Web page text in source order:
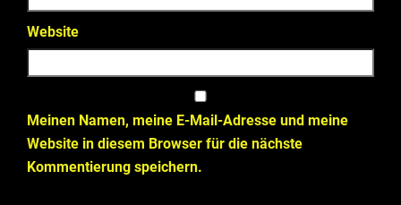
Website
Meinen Namen, meine E-Mail-Adresse und meine
Website in diesem Browser für die nächste
Kommentierung speichern.